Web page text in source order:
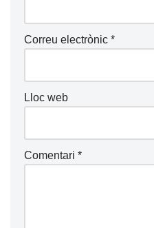
Correu electrònic *
Lloc web
Comentari *